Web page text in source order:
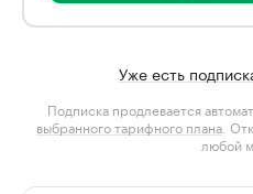
Уже есть
Подписка продлевается
выбранного тарифного плана .
любой